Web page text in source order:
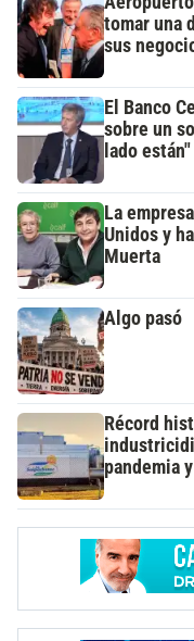
tomar una
sus
El Banco
sobre un
lado están"
La
Unidos y
Muerta
Algo pasó
Récord
pandemia